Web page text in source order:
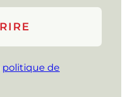
politique de